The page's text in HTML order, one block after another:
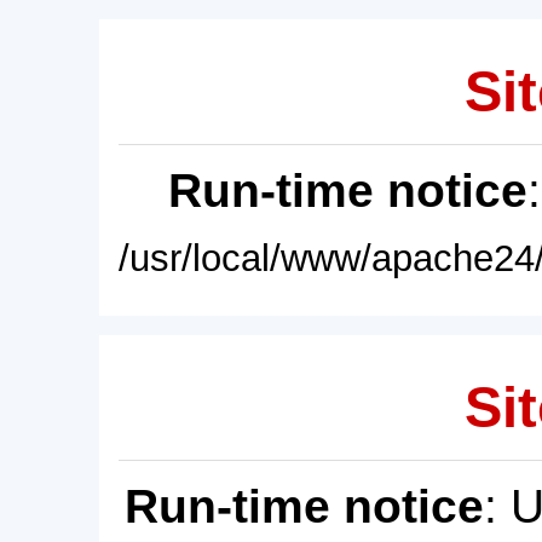
Run-time notice
/usr/local/www/
Run-time notice: